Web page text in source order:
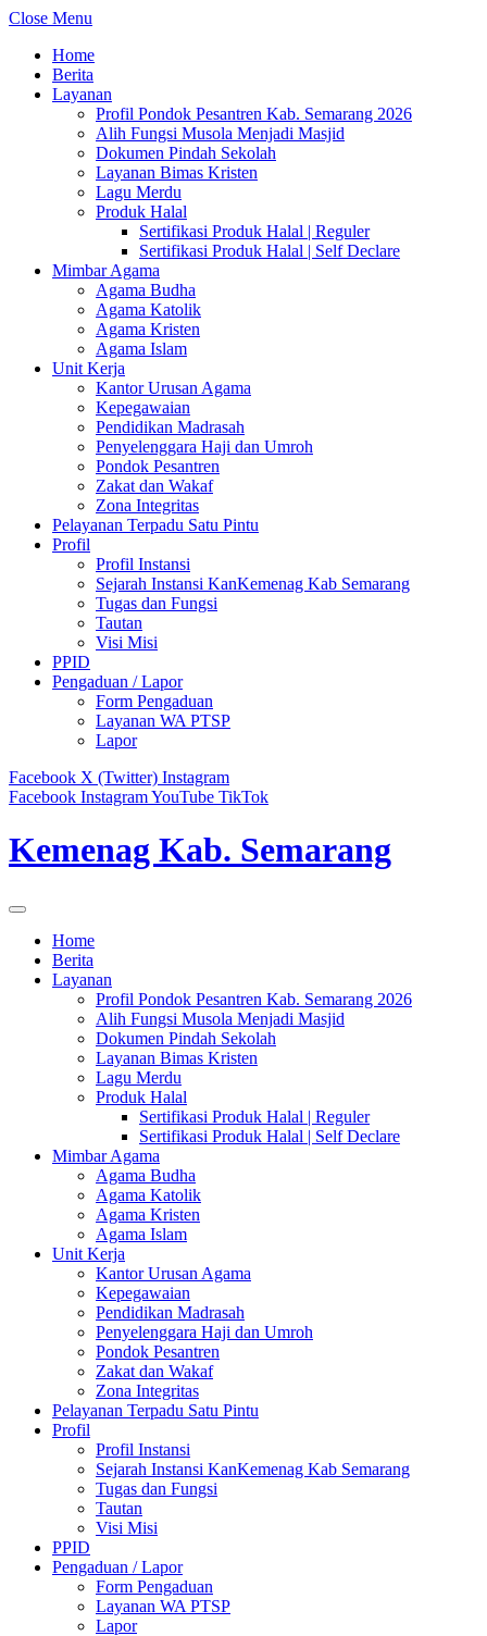
Close Menu
Home
Berita
Layanan
Profil Pondok Pesantren Kab. Semarang 2026
Alih Fungsi Musola Menjadi Masjid
Dokumen Pindah Sekolah
Layanan Bimas Kristen
Lagu Merdu
Produk Halal
Sertifikasi Produk Halal | Reguler
Sertifikasi Produk Halal | Self Declare
Mimbar Agama
Agama Budha
Agama Katolik
Agama Kristen
Agama Islam
Unit Kerja
Kantor Urusan Agama
Kepegawaian
Pendidikan Madrasah
Penyelenggara Haji dan Umroh
Pondok Pesantren
Zakat dan Wakaf
Zona Integritas
Pelayanan Terpadu Satu Pintu
Profil
Profil Instansi
Sejarah Instansi KanKemenag Kab Semarang
Tugas dan Fungsi
Tautan
Visi Misi
PPID
Pengaduan / Lapor
Form Pengaduan
Layanan WA PTSP
Lapor
Facebook X (Twitter) Instagram
Facebook InstagramYouTube TikTok
Kemenag Kab. Semarang
Home
Berita
Layanan
Profil Pondok Pesantren Kab. Semarang 2026
Alih Fungsi Musola Menjadi Masjid
Dokumen Pindah Sekolah
Layanan Bimas Kristen
Lagu Merdu
Produk Halal
Sertifikasi Produk Halal | Reguler
Sertifikasi Produk Halal | Self Declare
Mimbar Agama
Agama Budha
Agama Katolik
Agama Kristen
Agama Islam
Unit Kerja
Kantor Urusan Agama
Kepegawaian
Pendidikan Madrasah
Penyelenggara Haji dan Umroh
Pondok Pesantren
Zakat dan Wakaf
Zona Integritas
Pelayanan Terpadu Satu Pintu
Profil
Profil Instansi
Sejarah Instansi KanKemenag Kab Semarang
Tugas dan Fungsi
Tautan
Visi Misi
PPID
Pengaduan / Lapor
Form Pengaduan
Layanan WA PTSP
Lapor